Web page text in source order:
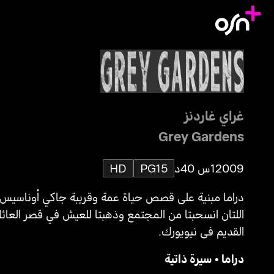
غراي غاردنز
Grey Gardens
20091س 40د PG15
HD
دراما مبنية على قصص حياة عمة وقريبة جاكي أوناسيس
اللتان انسحبتا من المجتمع وذهبتا للعيش في قصر
القديم في نيويورك.
دراما •سيرة ذاتية